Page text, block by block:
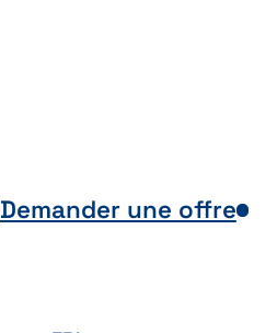
Demander une offre